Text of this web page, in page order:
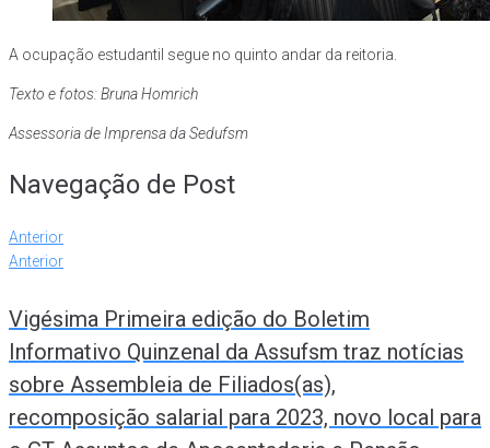
A ocupação estudantil segue no quinto andar da reitoria.
Texto e fotos: Bruna Homrich
Assessoria de Imprensa da Sedufsm
Navegação de Post
Anterior
Anterior
Vigésima Primeira edição do Boletim
Informativo Quinzenal da Assufsm traz notícias
sobre Assembleia de Filiados(as),
recomposição salarial para 2023, novo local para